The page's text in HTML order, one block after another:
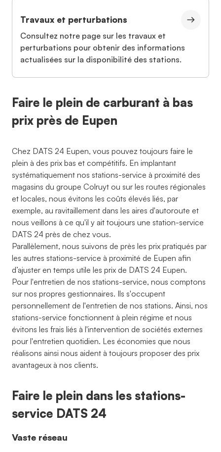
Travaux et perturbations
Consultez notre page sur les travaux et
perturbations pour obtenir des informations
actualisées sur la disponibilité des stations.
Faire le plein de carburant à bas
prix près de Eupen
Chez DATS 24 Eupen, vous pouvez toujours faire le
plein à des prix bas et compétitifs. En implantant
systématiquement nos stations-service à proximité des
magasins du groupe Colruyt ou sur les routes régionales
et locales, nous évitons les coûts élevés liés, par
exemple, au ravitaillement dans les aires d'autoroute et
nous veillons à ce qu'il y ait toujours une station-service
DATS 24 près de chez vous.
Parallèlement, nous suivons de près les prix pratiqués par
les autres stations-service à proximité de Eupen afin
d’ajuster en temps utile les prix de DATS 24 Eupen.
Pour l'entretien de nos stations-service, nous comptons
sur nos propres gestionnaires. Ils s'occupent
personnellement de l'entretien de nos stations. Ainsi, nos
stations-service fonctionnent à plein régime et nous
évitons les frais liés à l'intervention de sociétés externes
pour l'entretien quotidien. Les économies que nous
réalisons ainsi nous aident à toujours proposer des prix
avantageux à nos clients.
Faire le plein dans les stations-
service DATS 24
Vaste réseau